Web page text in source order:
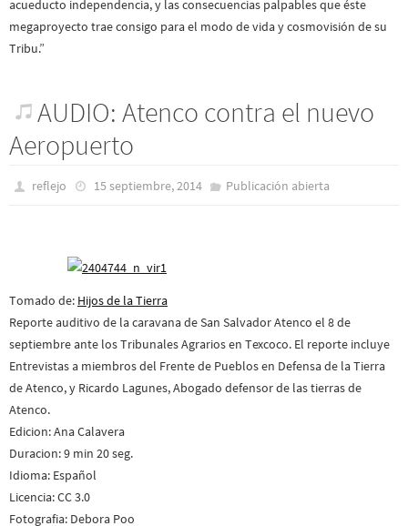
acueducto independencia, y las consecuencias palpables que éste
megaproyecto trae consigo para el modo de vida y cosmovisión de su
Tribu.”
AUDIO: Atenco contra el nuevo
Aeropuerto
reflejo 15 septiembre, 2014 Publicación abierta
Tomado de: Hijos de la Tierra
Reporte auditivo de la caravana de San Salvador Atenco el 8 de
septiembre ante los Tribunales Agrarios en Texcoco. El reporte incluye
Entrevistas a miembros del Frente de Pueblos en Defensa de la Tierra
de Atenco, y Ricardo Lagunes, Abogado defensor de las tierras de
Atenco.
Edicion: Ana Calavera
Duracion: 9 min 20 seg.
Idioma: Español
Licencia: CC 3.0
Fotografia: Debora Poo